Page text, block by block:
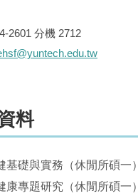
2601 分機 2712
料
基礎與實務（休閒所碩一）
康專題研究（休閒所碩一）